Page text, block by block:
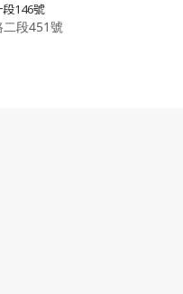
146號
二段451號